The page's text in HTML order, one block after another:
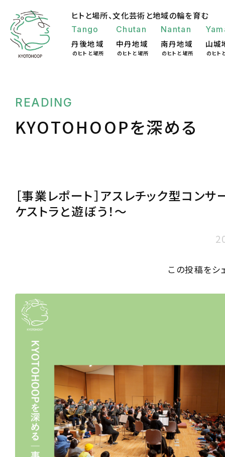
ヒトと場所、文化芸術と地域の輪を育む
Tango
丹後地域
のヒトと場所
Chutan
中丹地域
のヒトと場所
Nantan
南丹地域
のヒトと場所
山城
のヒト
READING
KYOTOHOOPを深める
［事業レポート］アスレチック型コン
ケストラと遊ぼう！～
この投稿をシ